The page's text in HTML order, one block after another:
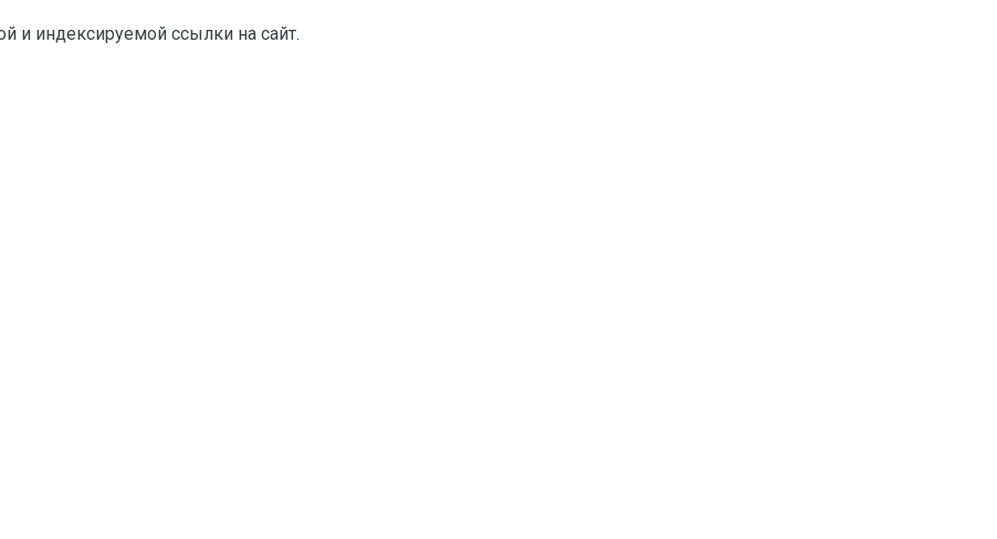
и индексируемой ссылки на сайт.